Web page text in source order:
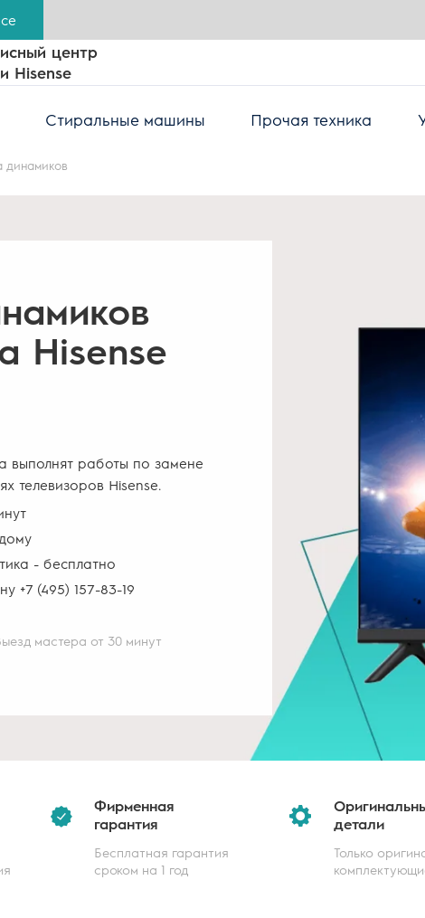
центр
Hisense
Стиральные машины Прочая техника
динамиков
Hisense
выполнят работы по замене
телевизоров Hisense.
- бесплатно
+7 (495) 157-83-19
мастера от 30 минут
Фирменная
гарантия
Бесплатная гарантия
сроком на 1 год
детали
Только